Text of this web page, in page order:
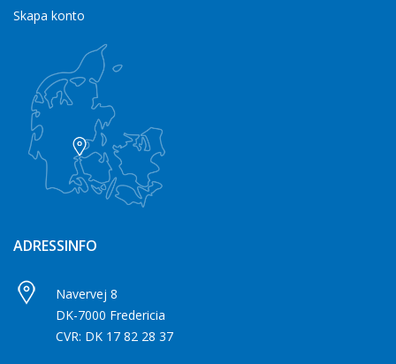
Skapa konto
ADRESSINFO
Navervej 8
DK-7000 Fredericia
CVR: DK 17 82 28 37